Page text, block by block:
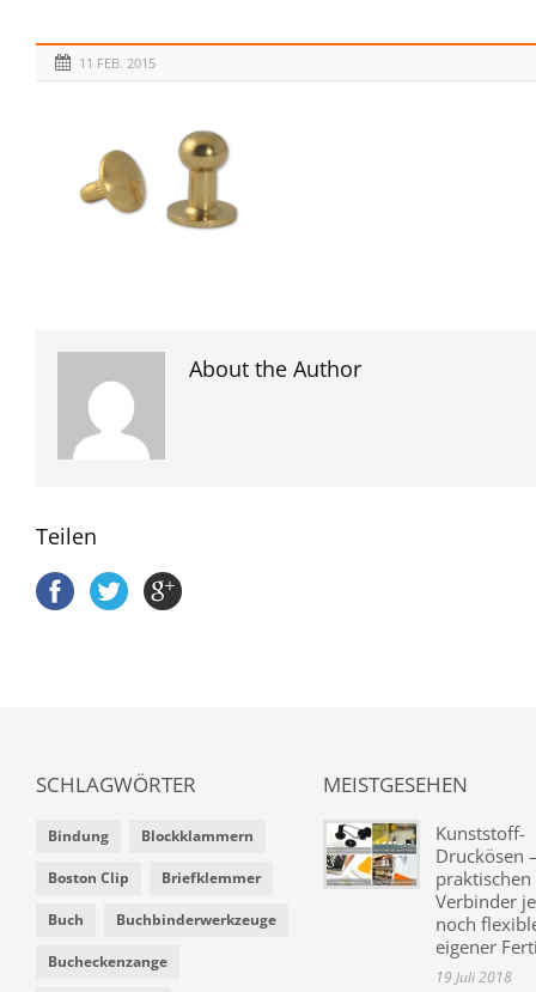
11 FEB. 2015
About the Author
Teilen
SCHLAGWÖRTER
Bindung Blockklammern
Boston Clip Briefklemmer
Buch Buchbinderwerkzeuge
Bucheckenzange
MEISTGESEHEN
Kunststoff-
Druckösen
praktischen
Verbinder
noch
eigener
19 Juli 2018